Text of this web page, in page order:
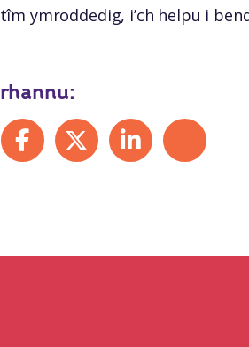
tîm ymroddedig, i’ch helpu i
rhannu:
Share on Facebook
Share on XShare on LinkedIn
Share by